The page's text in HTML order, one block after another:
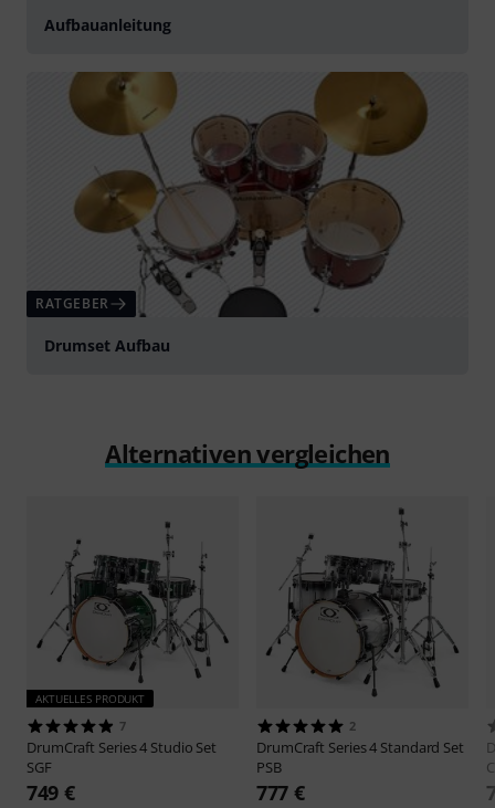
Aufbauanleitung
RATGEBER
Drumset Aufbau
Alternativen vergleichen
AKTUELLES PRODUKT
7
DrumCraft Series 4 Studio Set
SGF
749 €
2
DrumCraft Series 4 Standard Set
PSB
777 €